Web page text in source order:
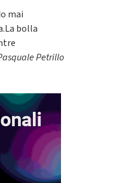
mai
bolla
Petrillo